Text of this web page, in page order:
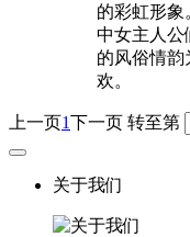
的彩虹形象
中女主人公
的风俗情
欢。
上一页1下一页 转至第
关于我们